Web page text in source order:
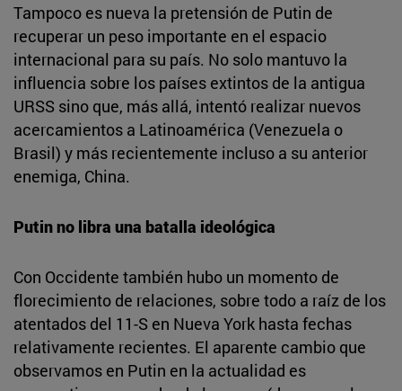
Tampoco es nueva la pretensión de Putin de
recuperar un peso importante en el espacio
internacional para su país. No solo mantuvo la
influencia sobre los países extintos de la antigua
URSS sino que, más allá, intentó realizar nuevos
acercamientos a Latinoamérica (Venezuela o
Brasil) y más recientemente incluso a su anterior
enemiga, China.
Putin no libra una batalla ideológica
Con Occidente también hubo un momento de
florecimiento de relaciones, sobre todo a raíz de los
atentados del 11-S en Nueva York hasta fechas
relativamente recientes. El aparente cambio que
observamos en Putin en la actualidad es